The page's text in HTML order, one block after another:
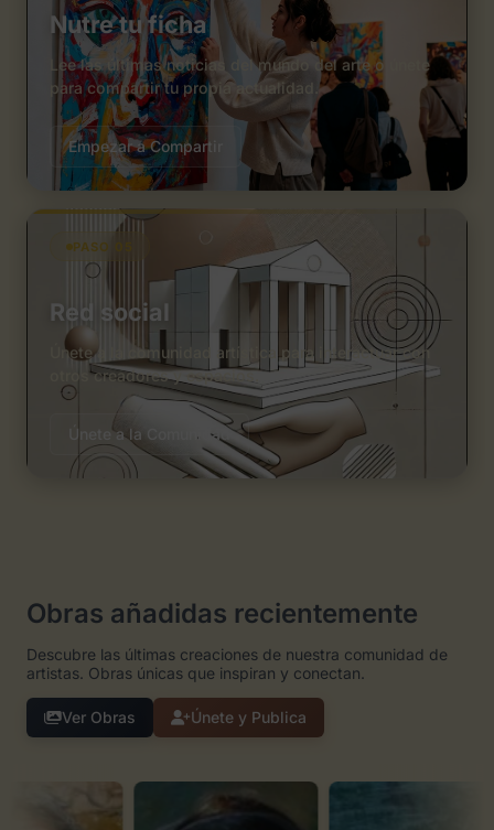
Nutre tu ficha
Lee las últimas noticias del mundo del arte o únete
para compartir tu propia actualidad.
Empezar a Compartir
PASO 05
Red social
Únete a la comunidad artística para interactuar con
otros creadores y espacios.
Únete a la Comunidad
Obras añadidas recientemente
Descubre las últimas creaciones de nuestra comunidad de
artistas. Obras únicas que inspiran y conectan.
Ver Obras Únete y Publica